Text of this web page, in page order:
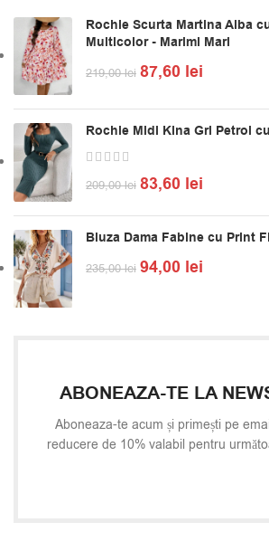
Rochie Scurta Martina Alba
Multicolor - Marimi Mari
219,00lei 87,60 lei
Rochie Midi Kina Gri Petrol
209,00lei 83,60 lei
Bluza Dama Fabine cu Print
235,00lei 94,00 lei
ABONEAZA-TE LA
Aboneaza-te acum și primești pe
reducere de 10% valabil pentru